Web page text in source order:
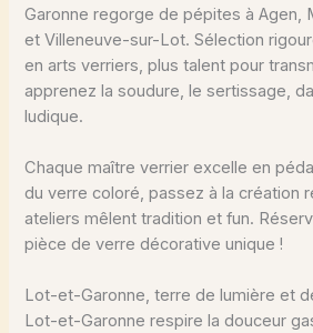
Garonne regorge de pépites à Agen,
et Villeneuve-sur-Lot. Sélection
en arts verriers, plus talent pour
apprenez la soudure, le sertissage,
ludique.
Chaque maître verrier excelle en
du verre coloré, passez à la création
ateliers mêlent tradition et fun.
pièce de verre décorative unique !
Lot-et-Garonne, terre de lumière et
Lot-et-Garonne respire la douceur